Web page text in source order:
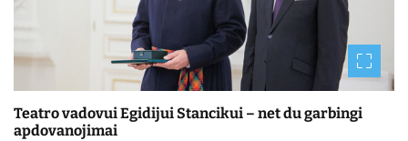
Teatro vadovui Egidijui Stancikui – net du garbingi
apdovanojimai